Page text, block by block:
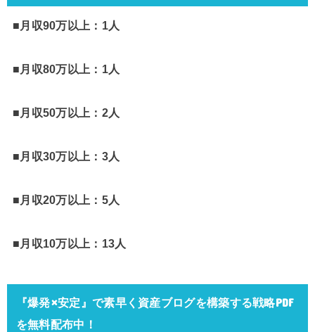
■月収90万以上：1人
■月収80万以上：1人
■月収50万以上：2人
■月収30万以上：3人
■月収20万以上：5人
■月収10万以上：13人
『爆発×安定』で素早く資産ブログを構築する戦略PDF
を無料配布中！